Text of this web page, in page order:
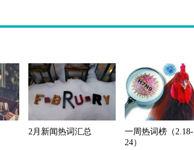
2月新闻热词汇总
一周热词榜（2.18-
24）